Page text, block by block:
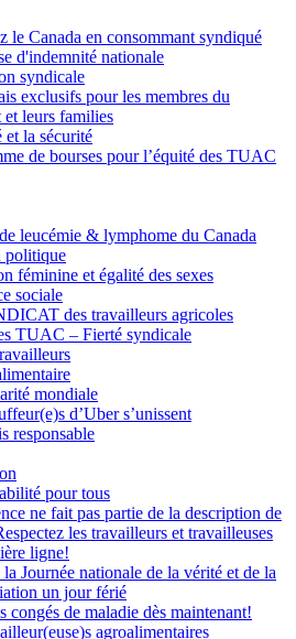
le Canada en consommant syndiqué
d'indemnité nationale
syndicale
exclusifs pour les membres du
et leurs families
et la sécurité
de bourses pour l’équité des TUAC
leucémie & lymphome du Canada
politique
féminine et égalité des sexes
sociale
des travailleurs agricoles
TUAC – Fierté syndicale
mondiale
d’Uber s’unissent
responsable
pour tous
ne fait pas partie de la description de
les travailleurs et travailleuses
ligne!
la Journée nationale de la vérité et de la
un jour férié
congés de maladie dès maintenant!
agroalimentaires